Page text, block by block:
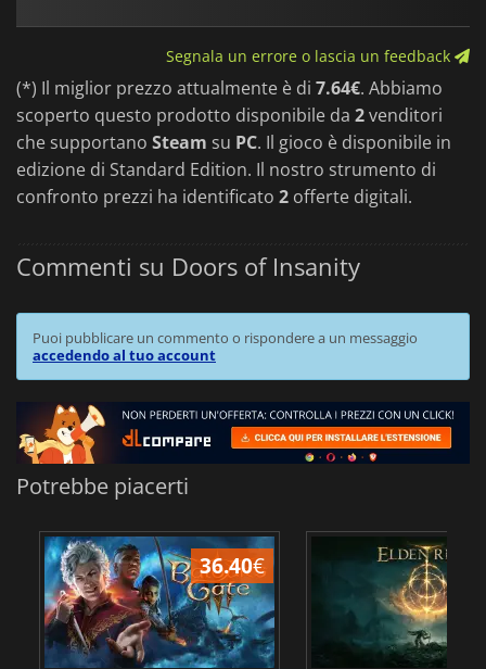
Segnala un errore o lascia un feedback
(*) Il miglior prezzo attualmente è di 7.64€. Abbiamo
scoperto questo prodotto disponibile da 2venditori
che supportano Steam su PC. Il gioco è disponibile in
edizione di Standard Edition. Il nostro strumento di
confronto prezzi ha identificato 2 offerte digitali.
Commenti su Doors of Insanity
Puoi pubblicare un commento o rispondere a un messaggio
accedendo al tuo account
Potrebbe piacerti
36.40€